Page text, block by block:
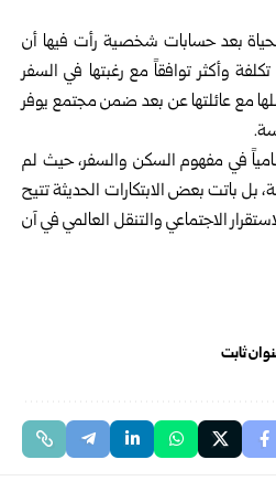
بعد حسابات شخصية رأت فيها أن
وأكثر توافقاً مع رغبتها في السفر
مع عائلتها عن بعد ضمن مجتمع يوفر
في مفهوم السكن والسفر، حيث لم
بل باتت بعض الابتكارات الحديثة تتيح
الاجتماعي والتنقل العالمي في آن
ثابت